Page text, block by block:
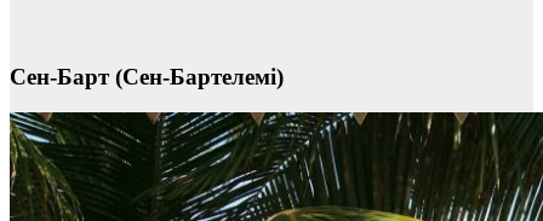
Сен-Барт (Сен-Бартелемі)